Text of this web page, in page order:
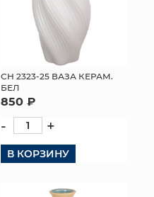
СН 2323-25 ВАЗА КЕРАМ.
БЕЛ
850 ₽
- +
В КОРЗИНУ